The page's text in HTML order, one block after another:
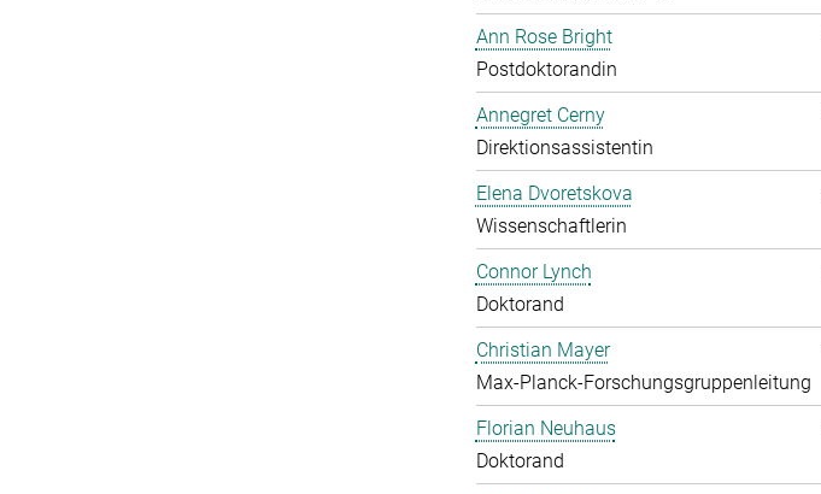
Ann Rose Bright
Postdoktorandin
Annegret Cerny
Direktionsassistentin
Elena Dvoretskova
Wissenschaftlerin
Connor Lynch
Doktorand
Christian Mayer
Max-Planck-Forschungsgruppenleitung
Florian Neuhaus
Doktorand